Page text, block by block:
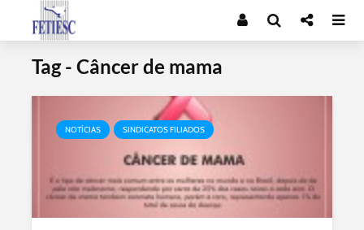
Tag - Câncer de mama
NOTÍCIAS SINDICATOS FILIADOS